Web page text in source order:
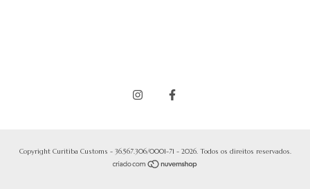
Copyright Curitiba Customs - 36.567.306/0001-71 - 2026. Todos os direitos reservados.